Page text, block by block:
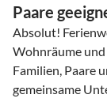
Paare
Absolut!
Wohnräume
Familien, Paare
gemeinsame